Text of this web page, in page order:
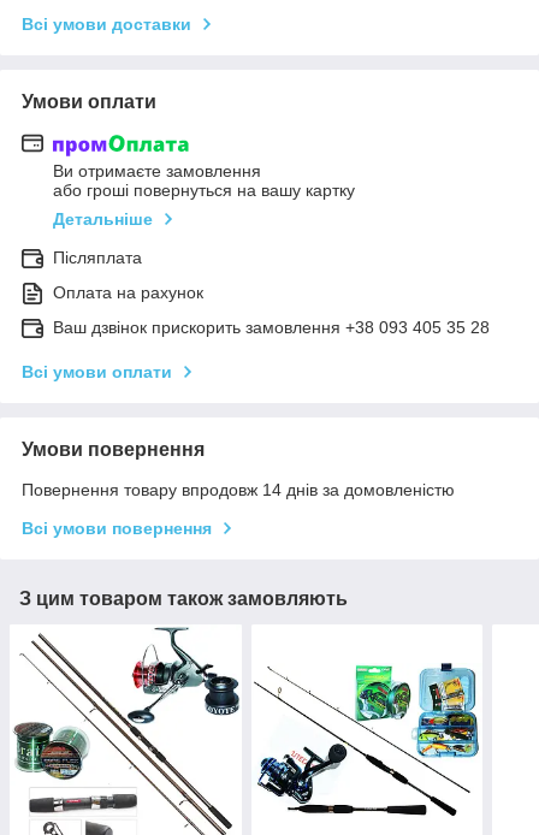
Всі умови доставки
Умови оплати
Ви отримаєте замовлення
або гроші повернуться на вашу картку
Детальніше
Післяплата
Оплата на рахунок
Ваш дзвінок прискорить замовлення +38 093 405 35 28
Всі умови оплати
Умови повернення
Повернення товару впродовж 14 днів за домовленістю
Всі умови повернення
З цим товаром також замовляють